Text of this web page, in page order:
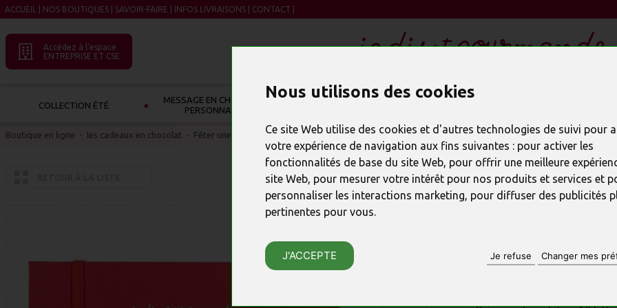
Nous utilisons des cookies
Ce site Web utilise des cookies et d'autres technologies de suivi pour
votre expérience de navigation aux fins suivantes : pour activer les
fonctionnalités de base du site Web, pour offrir une meilleure
site Web, pour mesurer votre intérêt pour nos produits et services et
personnaliser les interactions marketing, pour diffuser des publicités
pertinentes pour vous.
J'ACCEPTE Je refuse Changer mes
ACCUEIL NOS BOUTIQUES| SAVOIR-FAIRE INFOS LIVRAISONS| CONTACT
Accédez à l’espace
ENTREPRISE ET CSE
COLLECTION ÉTÉ
MESSAGE EN CHOCOLAT À
PERSONNALISER
Boutique en ligne - les cadeaux en chocolat - Fêter une naissance
PRODUIT PRÉCÉDENT
10 lettres
RÉFÉRENCE : 12088
♦ Une super idée pour un